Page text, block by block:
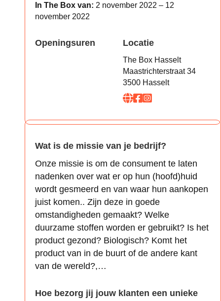
In The Box van: 2 november 2022 – 12
november 2022
Openingsuren Locatie
The Box Hasselt
Maastrichterstraat 34
3500 Hasselt
Wat is de missie van je bedrijf?
Onze missie is om de consument te laten
nadenken over wat er op hun (hoofd)huid
wordt gesmeerd en van waar hun aankopen
juist komen.. Zijn deze in goede
omstandigheden gemaakt? Welke
duurzame stoffen worden er gebruikt? Is het
product gezond? Biologisch? Komt het
product van in de buurt of de andere kant
van de wereld?,…
Hoe bezorg jij jouw klanten een unieke